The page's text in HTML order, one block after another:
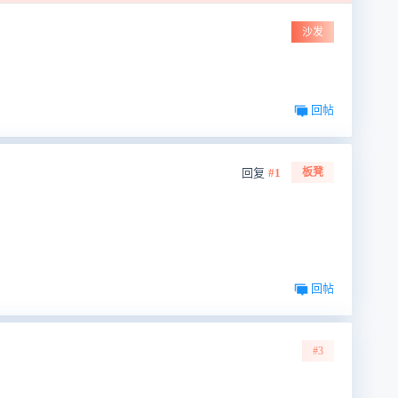
沙发
回帖
板凳
回复 #1
回帖
#3